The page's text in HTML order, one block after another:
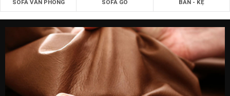
SOFA VĂN PHÒNG SOFA GỖ BÀN - KỆ